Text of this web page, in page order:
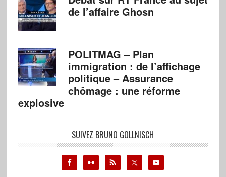
de l’affaire Ghosn
POLITMAG – Plan
immigration : de l’affichage
politique – Assurance
chômage : une réforme
explosive
SUIVEZ BRUNO GOLLNISCH